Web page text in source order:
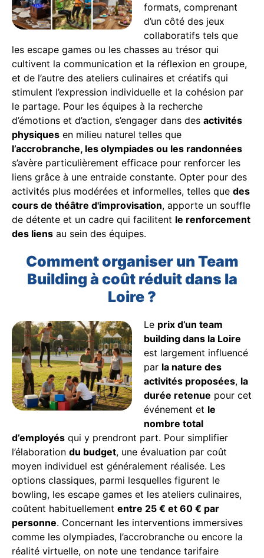
formats, comprenant
d’un côté des jeux
collaboratifs tels que
les escape games ou les chasses au trésor qui
cultivent la communication et la réflexion en groupe,
et de l’autre des ateliers culinaires et créatifs qui
stimulent l’expression individuelle et la cohésion par
le partage. Pour les équipes à la recherche
d’émotions et d’action, s’engager dans des activités
physiques en milieu naturel telles que
l’accrobranche, les olympiades ou les randonnées
s’avère particulièrement efficace pour renforcer les
liens grâce à une entraide constante. Opter pour des
activités plus modérées et informelles, telles que des
cours de théâtre d'improvisation, apporte un souffle
de détente et un cadre qui facilitent le renforcement
des liens au sein des équipes.
Comment organiser un Team
Building à coût réduit dans la
Loire ?
Le prix d’un team
building dans la Loire
est largement influencé
par la nature des
activités proposées, la
durée retenue pour cet
événement et le
nombre total
d’employés qui y prendront part. Pour simplifier
l’élaboration du budget, une évaluation par coût
moyen individuel est généralement réalisée. Les
options classiques, parmi lesquelles figurent le
bowling, les escape games et les ateliers culinaires,
coûtent habituellement entre 25 € et 60 € par
personne. Concernant les interventions immersives
comme les olympiades, l’accrobranche ou encore la
réalité virtuelle, on note une tendance tarifaire